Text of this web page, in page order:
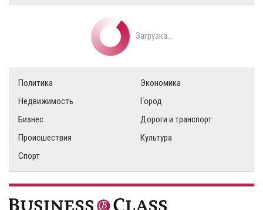
Загрузка...
Политика
Экономика
Недвижимость
Город
Бизнес
Дороги и транспорт
Происшествия
Культура
Спорт